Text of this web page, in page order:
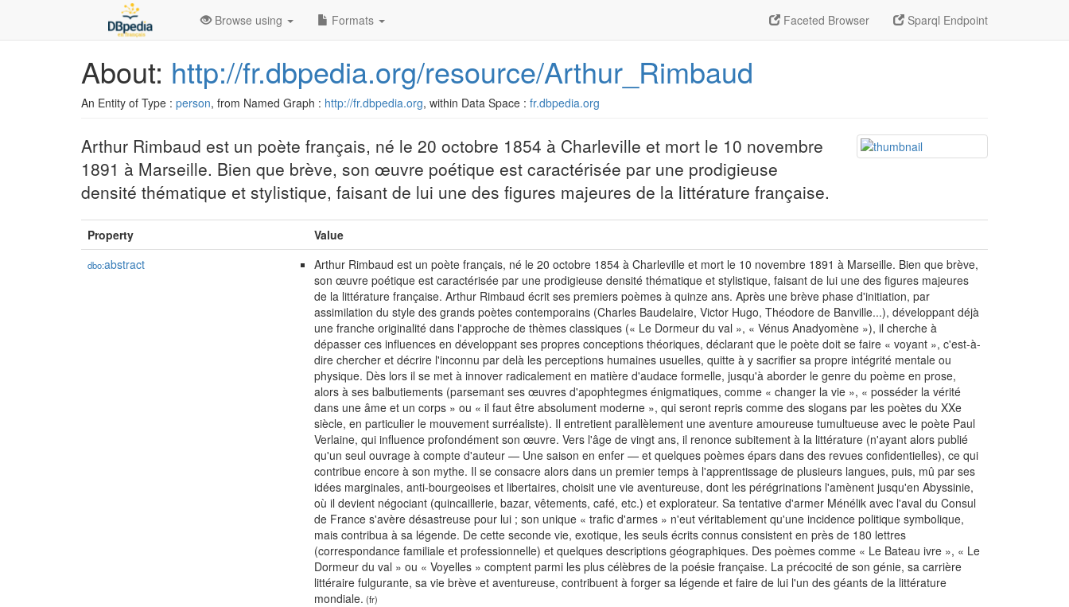
Faceted Browser Sparql Endpoint
Browse using Formats
About: http://fr.dbpedia.org/resource/Arthur_Rimbaud
An Entity of Type : person, from Named Graph : http://fr.dbpedia.org, within Data Space : fr.dbpedia.org
Arthur Rimbaud est un poète français, né le 20 octobre 1854 à Charleville et mort le 10 novembre
1891 à Marseille. Bien que brève, son œuvre poétique est caractérisée par une prodigieuse
densité thématique et stylistique, faisant de lui une des figures majeures de la littérature française.
Property Value
dbo:abstract
Arthur Rimbaud est un poète français, né le 20 octobre 1854 à Charleville et mort le 10 novembre 1891 à Marseille. Bien que brève,
son œuvre poétique est caractérisée par une prodigieuse densité thématique et stylistique, faisant de lui une des figures majeures
de la littérature française. Arthur Rimbaud écrit ses premiers poèmes à quinze ans. Après une brève phase d'initiation, par
assimilation du style des grands poètes contemporains (Charles Baudelaire, Victor Hugo, Théodore de Banville...), développant déjà
une franche originalité dans l'approche de thèmes classiques (« Le Dormeur du val », « Vénus Anadyomène »), il cherche à
dépasser ces influences en développant ses propres conceptions théoriques, déclarant que le poète doit se faire « voyant », c'est-à-
dire chercher et décrire l'inconnu par delà les perceptions humaines usuelles, quitte à y sacrifier sa propre intégrité mentale ou
physique. Dès lors il se met à innover radicalement en matière d'audace formelle, jusqu'à aborder le genre du poème en prose,
alors à ses balbutiements (parsemant ses œuvres d'apophtegmes énigmatiques, comme « changer la vie », « posséder la vérité
dans une âme et un corps » ou « il faut être absolument moderne », qui seront repris comme des slogans par les poètes du XXe
siècle, en particulier le mouvement surréaliste). Il entretient parallèlement une aventure amoureuse tumultueuse avec le poète Paul
Verlaine, qui influence profondément son œuvre. Vers l'âge de vingt ans, il renonce subitement à la littérature (n'ayant alors publié
qu'un seul ouvrage à compte d'auteur — Une saison en enfer — et quelques poèmes épars dans des revues confidentielles), ce qui
contribue encore à son mythe. Il se consacre alors dans un premier temps à l'apprentissage de plusieurs langues, puis, mû par ses
idées marginales, anti-bourgeoises et libertaires, choisit une vie aventureuse, dont les pérégrinations l'amènent jusqu'en Abyssinie,
où il devient négociant (quincaillerie, bazar, vêtements, café, etc.) et explorateur. Sa tentative d'armer Ménélik avec l'aval du Consul
de France s'avère désastreuse pour lui ; son unique « trafic d'armes » n'eut véritablement qu'une incidence politique symbolique,
mais contribua à sa légende. De cette seconde vie, exotique, les seuls écrits connus consistent en près de 180 lettres
(correspondance familiale et professionnelle) et quelques descriptions géographiques. Des poèmes comme « Le Bateau ivre », « Le
Dormeur du val » ou « Voyelles » comptent parmi les plus célèbres de la poésie française. La précocité de son génie, sa carrière
littéraire fulgurante, sa vie brève et aventureuse, contribuent à forger sa légende et faire de lui l'un des géants de la littérature
mondiale. (fr)